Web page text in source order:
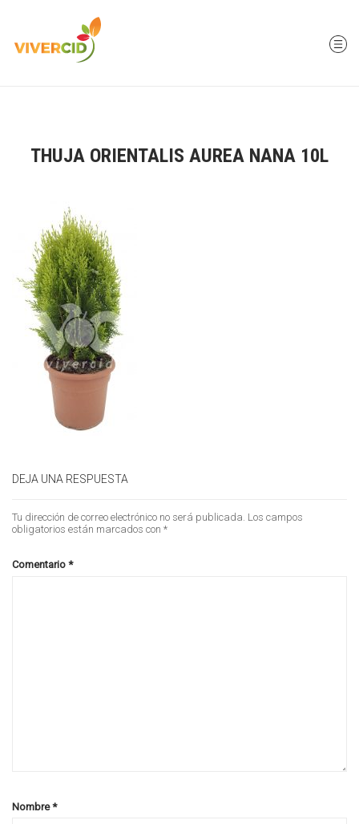
THUJA ORIENTALIS AUREA NANA 10L
DEJA UNA RESPUESTA
Tu dirección de correo electrónico no será publicada. Los campos
obligatorios están marcados con *
Comentario *
Nombre*